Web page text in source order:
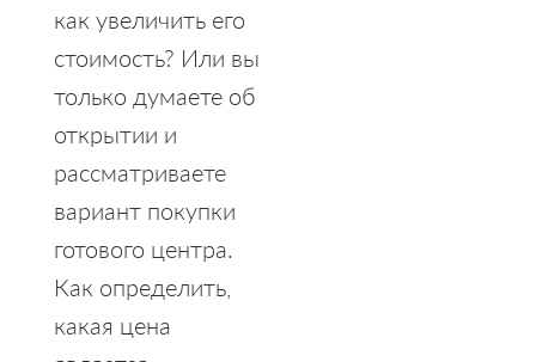
как увеличить его
стоимость? Или вы
только думаете об
открытии и
рассматриваете
вариант покупки
готового центра.
Как определить,
какая цена